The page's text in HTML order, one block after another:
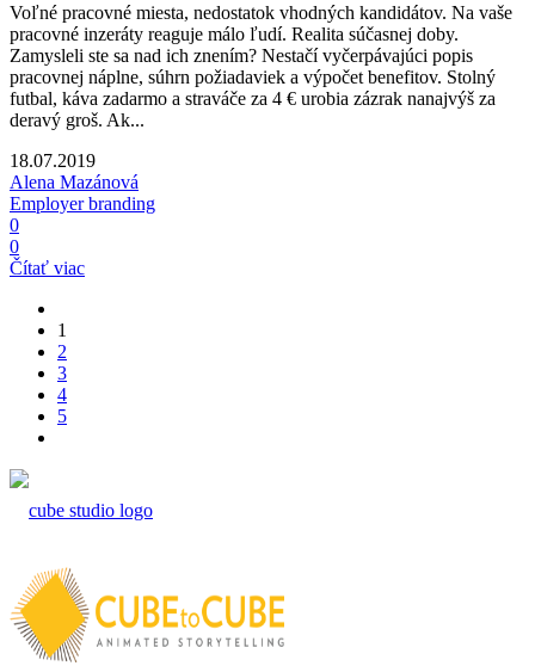
Voľné pracovné miesta, nedostatok vhodných kandidátov. Na vaše
pracovné inzeráty reaguje málo ľudí. Realita súčasnej doby.
Zamysleli ste sa nad ich znením? Nestačí vyčerpávajúci popis
pracovnej náplne, súhrn požiadaviek a výpočet benefitov. Stolný
futbal, káva zadarmo a straváče za 4 € urobia zázrak nanajvýš za
deravý groš. Ak...
18.07.2019
Alena Mazánová
Employer branding
0
0
Čítať viac
1
2
3
4
5